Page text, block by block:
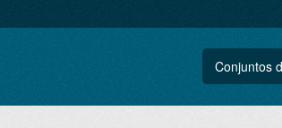
Conjuntos